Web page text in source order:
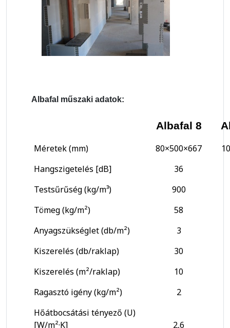
Albafal műszaki adatok:
Albafal 8
Méretek (mm) 80×500×667
Hangszigetelés [dB]
36
Testsűrűség (kg/m³)
900
Tömeg (kg/m²)
58
Anyagszükséglet (db/m²)
3
Kiszerelés (db/raklap)
30
Kiszerelés (m²/raklap)
10
Ragasztó igény (kg/m²)
2
Hőátbocsátási tényező (U)
[W/m²·K]
2,6